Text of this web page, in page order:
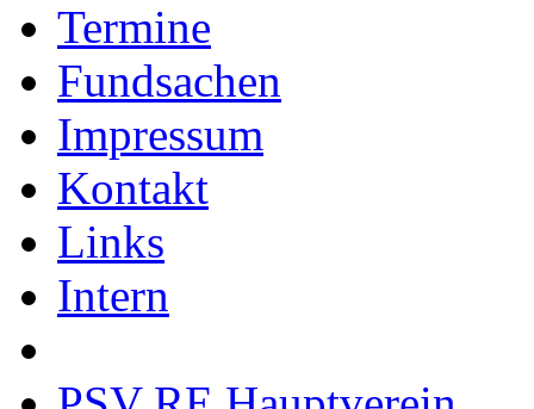
Termine
Fundsachen
Impressum
Kontakt
Links
Intern